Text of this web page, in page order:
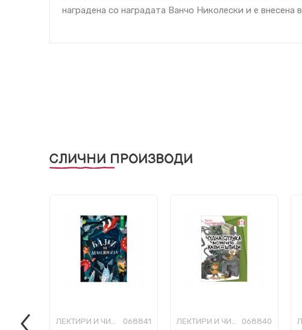
наградена со наградата Ванчо Николески и е внесена
СЛИЧНИ ПРОИЗВОДИ
ЛЕКТИРИ И ЧИТАНКИ ЗА ОСНОВНО ОБРАЗОВАНИЕ 068841 ЛЕКТИРИ И ЧИТАНКИ ЗА ОСНОВНО ОБРАЗОВАНИЕ 068840